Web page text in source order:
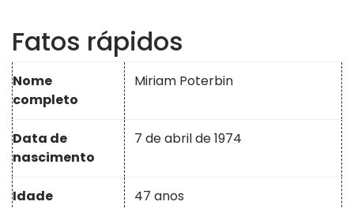
Fatos rápidos
Nome
completo
Miriam Poterbin
Data de
nascimento
7 de abril de 1974
Idade 47 anos